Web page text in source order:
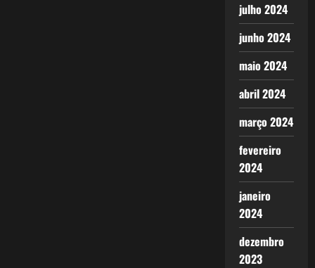
julho 2024
junho 2024
maio 2024
abril 2024
março 2024
fevereiro
2024
janeiro
2024
dezembro
2023